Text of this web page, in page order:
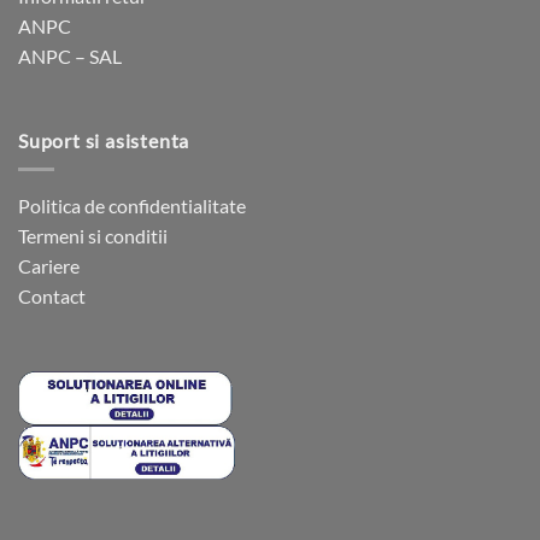
în
ANPC
ANPC – SAL
Suport si asistenta
Politica de confidentialitate
Termeni si conditii
Cariere
Contact